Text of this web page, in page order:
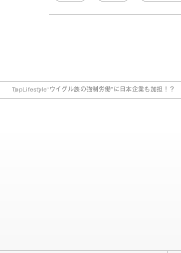
Top Lifestyle“ウイグル族の強制労働”に日本企業も加担！？